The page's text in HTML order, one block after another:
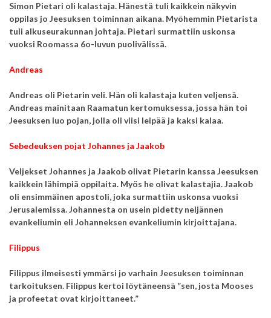
Simon Pietari oli kalastaja. Hänestä tuli kaikkein näkyvin
oppilas jo Jeesuksen toiminnan aikana. Myöhemmin Pietarista
tuli alkuseurakunnan johtaja. Pietari surmattiin uskonsa
vuoksi Roomassa 6o-luvun puolivälissä.
Andreas
Andreas oli Pietarin veli. Hän oli kalastaja kuten veljensä.
Andreas mainitaan Raamatun kertomuksessa, jossa hän toi
Jeesuksen luo pojan, jolla oli viisi leipää ja kaksi kalaa.
Sebedeuksen pojat Johannes ja Jaakob
Veljekset Johannes ja Jaakob olivat Pietarin kanssa Jeesuksen
kaikkein lähimpiä oppilaita. Myös he olivat kalastajia.Jaakob
oli ensimmäinen apostoli, joka surmattiin uskonsa vuoksi
Jerusalemissa.Johannesta on usein pidettyneljännen
evankeliumin eli Johanneksen evankeliumin kirjoittajana.
Filippus
Filippus ilmeisesti ymmärsi jo varhain Jeesuksen toiminnan
tarkoituksen. Filippus kertoi löytäneensä ”sen, josta Mooses
ja profeetat ovat kirjoittaneet.”